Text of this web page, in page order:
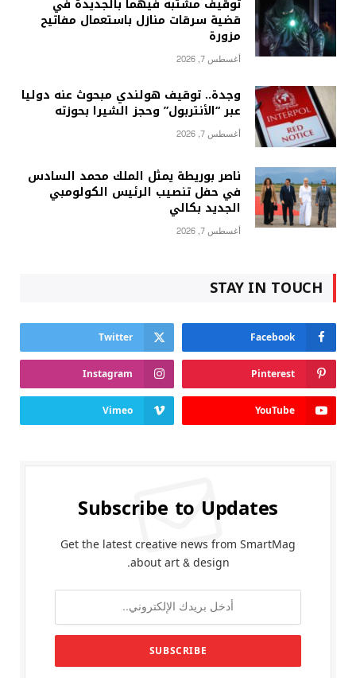
توقيف مشتبه فيهما بالجديدة في
قضية سرقات منازل باستعمال مفاتيح
مزورة
أغسطس 7, 2026
وجدة.. توقيف هولندي مبحوث عنه دوليا
عبر “الأنتربول” وحجز الشيرا بحوزته
أغسطس 7, 2026
ناصر بوريطة يمثل الملك محمد السادس
في حفل تنصيب الرئيس الكولومبي
الجديد بكالي
أغسطس 7, 2026
STAY IN TOUCH
Facebook
Twitter
Pinterest
Instagram
YouTube
Vimeo
Subscribe to Updates
Get the latest creative news from SmartMag
about art & design.